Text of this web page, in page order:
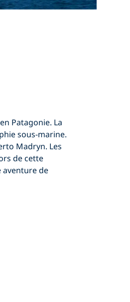
Patagonie. La
sous-marine.
Madryn. Les
de cette
aventure de